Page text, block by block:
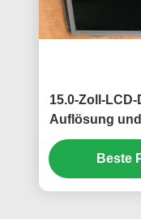
15.0-Zoll-
Auflösung
Beste